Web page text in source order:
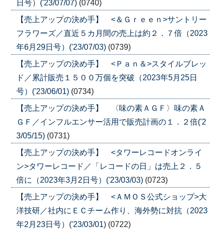
日号）('23/07/07) (0740)
【売上アップの決め手】 <＆Ｇｒｅｅｎ>サントリー
フラワーズ／直近５カ月間の売上は約２．７倍（2023
年6月29日号）('23/07/03) (0739)
【売上アップの決め手】 <Ｐａｎ＆>スタイルブレッ
ド／累計販売１５００万個を突破（2023年5月25日
号）('23/06/01) (0734)
【売上アップの決め手】 〈味の素ＡＧＦ〉味の素Ａ
ＧＦ／インフルエンサー活用で販売計画の１．２倍('2
3/05/15) (0731)
【売上アップの決め手】 <タワーレコードオンライ
ン>タワーレコード／「レコードの日」は売上２．５
倍に（2023年3月2日号）('23/03/03) (0723)
【売上アップの決め手】 <ＡＭＯＳ公式ショップ>大
洋技研／社内にＥＣチーム作り、海外勢に対抗（2023
年2月23日号）('23/03/01) (0722)